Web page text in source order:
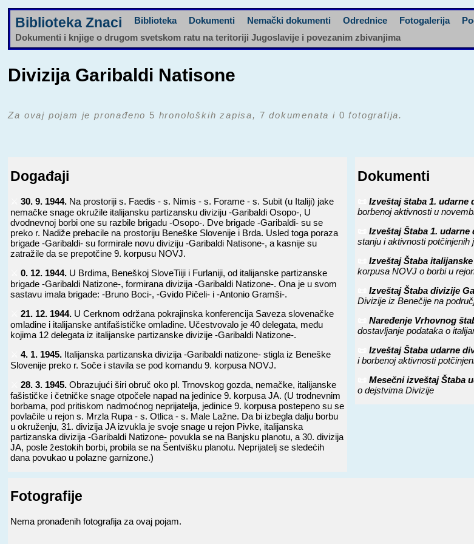
Biblioteka Znaci Biblioteka Dokumenti Nemački dokumenti Odrednice Fotogalerija
Dokumenti i knjige o drugom svetskom ratu na teritoriji Jugoslavije i povezanim zbivanjima
Divizija Garibaldi Natisone
Za ovaj pojam je pronađeno 5 hronoloških zapisa, 7 dokumenata i 0 fotografija.
Događaji
30. 9. 1944. Na prostoriji s. Faedis - s. Nimis - s. Forame - s. Subit (u Italiji) jake
nemačke snage okružile italijansku partizansku diviziju -Garibaldi Osopo-, U
dvodnevnoj borbi one su razbile brigadu -Osopo-. Dve brigade -Garibaldi- su se
preko r. Nadiže prebacile na prostoriju Beneške Slovenije i Brda. Usled toga poraza
brigade -Garibaldi- su formirale novu diviziju -Garibaldi Natisone-, a kasnije su
zatražile da se prepotčine 9. korpusu NOVJ.
0. 12. 1944. U Brdima, Beneškoj SloveTiiji i Furlaniji, od italijanske partizanske
brigade -Garibaldi Natizone-, formirana divizija -Garibaldi Natizone-. Ona je u svom
sastavu imala brigade: -Bruno Boci-, -Gvido Pičeli- i -Antonio Gramši-.
21. 12. 1944. U Cerknom održana pokrajinska konferencija Saveza slovenačke
omladine i italijanske antifašističke omladine. Učestvovalo je 40 delegata, među
kojima 12 delegata iz italijanske partizanske divizije -Garibaldi Natizone-.
4. 1. 1945. Italijanska partizanska divizija -Garibaldi natizone- stigla iz Beneške
Slovenije preko r. Soče i stavila se pod komandu 9. korpusa NOVJ.
28. 3. 1945. Obrazujući širi obruč oko pl. Trnovskog gozda, nemačke, italijanske
fašističke i četničke snage otpočele napad na jedinice 9. korpusa JA. (U trodnevnim
borbama, pod pritiskom nadmoćnog neprijatelja, jedinice 9. korpusa postepeno su se
povlačile u rejon s. Mrzla Rupa - s. Otlica - s. Male Lažne. Da bi izbegla dalju borbu
u okruženju, 31. divizija JA izvukla je svoje snage u rejon Pivke, italijanska
partizanska divizija -Garibaldi Natizone- povukla se na Banjsku planotu, a 30. divizija
JA, posle žestokih borbi, probila se na Šentvišku planotu. Neprijatelj se sledećih
dana povukao u polazne garnizone.)
Dokumenti
Izveštaj štaba 1. udarne
borbenoj aktivnosti u
Izveštaj Štaba 1.
stanju i aktivnosti potčinjenih
Izveštaj Štaba
korpusa NOVJ o borbi u
Izveštaj Štaba divizije
Divizije iz Benečije na
Naređenje Vrhovnog
dostavljanje podataka o
Izveštaj Štaba udarne
i borbenoj aktivnosti
Mesečni izveštaj Štaba
o dejstvima Divizije
Fotografije
Nema pronađenih fotografija za ovaj pojam.